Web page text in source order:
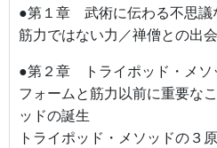
●第１章 武術に伝わる不思議
筋力ではない力／禅僧との出
●第２章 トライポッド・メソ
フォームと筋力以前に重要な
ッドの誕生
トライポッド・メソッドの３